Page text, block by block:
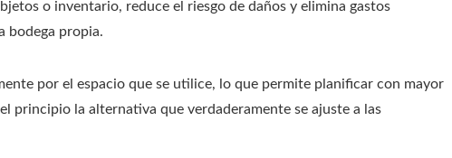
o inventario, reduce el riesgo de daños y elimina gastos
bodega propia.
por el espacio que se utilice, lo que permite planificar con mayor
principio la alternativa que verdaderamente se ajuste a las